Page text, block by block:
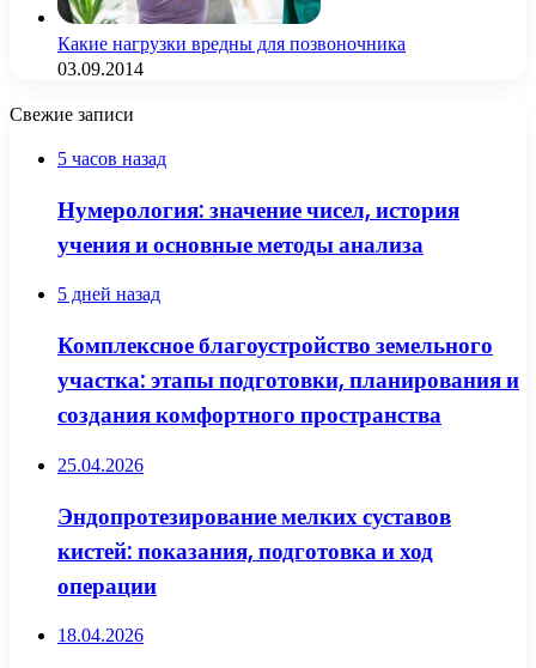
Какие нагрузки вредны для позвоночника
03.09.2014
Свежие записи
5 часов назад
Нумерология: значение чисел, история
учения и основные методы анализа
5 дней назад
Комплексное благоустройство земельного
участка: этапы подготовки, планирования и
создания комфортного пространства
25.04.2026
Эндопротезирование мелких суставов
кистей: показания, подготовка и ход
операции
18.04.2026